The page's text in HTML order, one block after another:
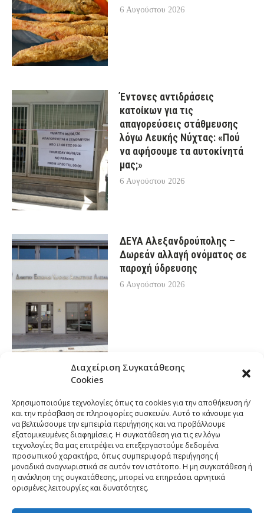
Διαχείριση Συγκατάθεσης
Cookies
Χρησιμοποιούμε τεχνολογίες όπως τα cookies για την αποθήκευση ή/
και την πρόσβαση σε πληροφορίες συσκευών. Αυτό το κάνουμε για
να βελτιώσουμε την εμπειρία περιήγησης και να προβάλλουμε
εξατομικευμένες διαφημίσεις. Η συγκατάθεση για τις εν λόγω
τεχνολογίες θα μας επιτρέψει να επεξεργαστούμε δεδομένα
προσωπικού χαρακτήρα, όπως συμπεριφορά περιήγησης ή
μοναδικά αναγνωριστικά σε αυτόν τον ιστότοπο. Η μη συγκατάθεση ή
η ανάκληση της συγκατάθεσης, μπορεί να επηρεάσει αρνητικά
ορισμένες λειτουργίες και δυνατότητες.
6 Αυγούστου 2026
Έντονες αντιδράσεις
κατοίκων για τις
απαγορεύσεις στάθμευσης
λόγω Λευκής Νύχτας: «Πού
να αφήσουμε τα αυτοκίνητά
μας;»
6 Αυγούστου 2026
ΔΕΥΑ Αλεξανδρούπολης –
Δωρεάν αλλαγή ονόματος σε
παροχή ύδρευσης
6 Αυγούστου 2026